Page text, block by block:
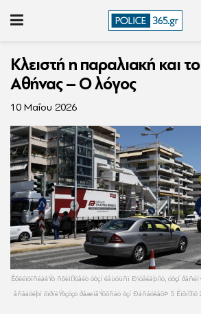
Κλειστή η παραλιακή και
Αθήνας – Ο λόγος
10 Μαΐου 2026
ÊõêëïöïñéáêÝò ñõèìßóåéò óôçí ëåùöüñï Ðïóåéäþíïò, óôçí
åñãáóéþí ôïðïèÝôçóçò ðåæïãÝöõñáò ôçí ÐáñáóêåõÞ 5